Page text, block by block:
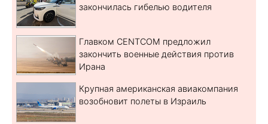
закончилась гибелью водителя
Главком CENTCOM предложил
закончить военные действия против
Ирана
Крупная американская авиакомпания
возобновит полеты в Израиль